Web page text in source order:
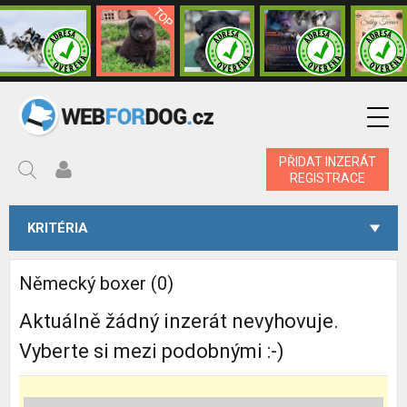
PŘIDAT INZERÁT
REGISTRACE
KRITÉRIA
Německý boxer (0)
Aktuálně žádný inzerát nevyhovuje.
Vyberte si mezi podobnými :-)